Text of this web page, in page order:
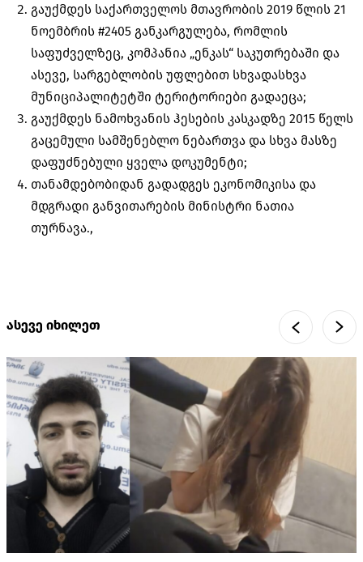
გაუქმდეს საქართველოს მთავრობის 2019 წლის 21
ნოემბრის #2405 განკარგულება, რომლის
საფუძველზეც, კომპანია „ენკას“ საკუთრებაში და
ასევე, სარგებლობის უფლებით სხვადასხვა
მუნიციპალიტეტში ტერიტორიები გადაეცა;
გაუქმდეს ნამოხვანის ჰესების კასკადზე 2015 წელს
გაცემული სამშენებლო ნებართვა და სხვა მასზე
დაფუძნებული ყველა დოკუმენტი;
თანამდებობიდან გადადგეს ეკონომიკისა და
მდგრადი განვითარების მინისტრი ნათია
თურნავა.,
ასევე იხილეთ